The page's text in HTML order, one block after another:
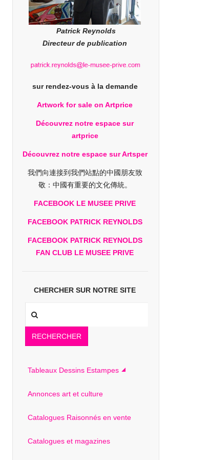
Patrick Reynolds
Directeur de publication
sur rendez-vous à la demande
Artwork for sale on Artprice
Découvrez notre espace sur
artprice
Découvrez notre espace sur Artsper
我們向連接到我們站點的中國朋友致
敬：中國有重要的文化傳統。
FACEBOOK LE MUSEE PRIVE
FACEBOOK PATRICK REYNOLDS
FACEBOOK PATRICK REYNOLDS
FAN CLUB LE MUSEE PRIVE
CHERCHER SUR NOTRE SITE
RECHERCHER
Tableaux Dessins Estampes
Annonces art et culture
Catalogues Raisonnés en vente
Catalogues et magazines